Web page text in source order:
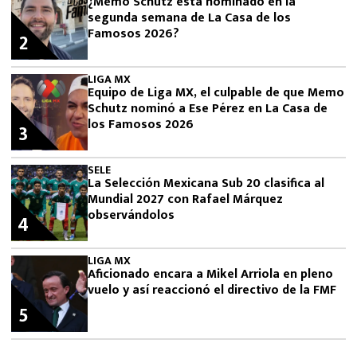
segunda semana de La Casa de los
Famosos 2026?
2
LIGA MX
Equipo de Liga MX, el culpable de que Memo
Schutz nominó a Ese Pérez en La Casa de
los Famosos 2026
3
SELE
La Selección Mexicana Sub 20 clasifica al
Mundial 2027 con Rafael Márquez
observándolos
4
LIGA MX
Aficionado encara a Mikel Arriola en pleno
vuelo y así reaccionó el directivo de la FMF
5